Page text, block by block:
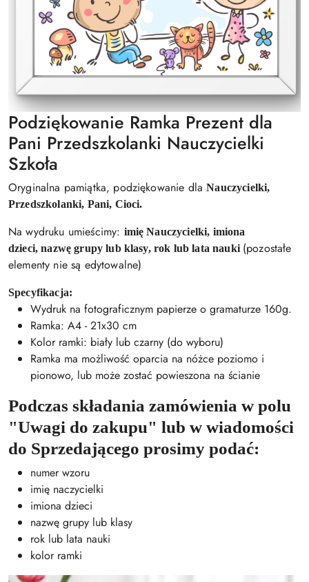
Podziękowanie Ramka Prezent dla
Pani Przedszkolanki Nauczycielki
Szkoła
Oryginalna pamiątka, podziękowanie dlaNauczycielki,
Przedszkolanki, Pani, Cioci.
Na wydruku umieścimy: imię Nauczycielki, imiona
dzieci,nazwę grupy lub klasy, rok lub lata nauki (pozostałe
elementy nie są edytowalne)
Specyfikacja:
Wydruk na fotograficznym papierze o gramaturze 160g.
Ramka: A4 - 21x30 cm
Kolor ramki: biały lub czarny (do wyboru)
Ramka ma możliwość oparcia na nóżce poziomo i
pionowo, lub może zostać powieszona na ścianie
Podczas składania zamówienia w polu
"Uwagi do zakupu" lub w wiadomości
do Sprzedającego prosimy podać:
numer wzoru
imię naczycielki
imiona dzieci
nazwę grupy lub klasy
rok lub lata nauki
kolor ramki